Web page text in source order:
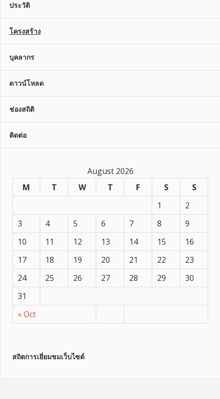
ประวัติ
โครงสร้าง
บุคลากร
ดาวน์โหลด
ช่องสถิติ
ติดต่อ
August 2026
M
T W T F S S
« Oct
1
2
3
4 5 6 7 8
9
10
11 12 13 14 15
16
17
18 19 20 21 22
23
24
25 26 27 28 29
30
31
สถิตการเยี่ยมชมเว็บไซต์